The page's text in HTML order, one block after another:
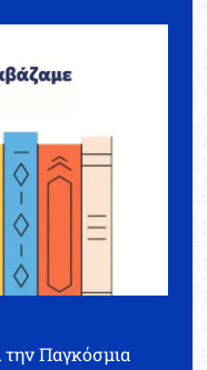
την Παγκόσμια